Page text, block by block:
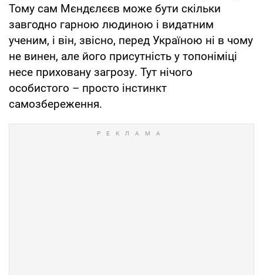
Тому сам Мєндєлєєв може бути скільки
завгодно гарною людиною і видатним
ученим, і він, звісно, ​​перед Україною ні в чому
не винен, але його присутність у топоніміці
несе приховану загрозу. Тут нічого
особистого – просто інстинкт
самозбереження.